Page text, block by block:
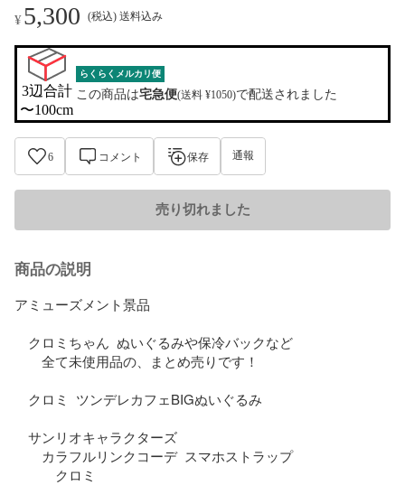
¥5,300 (税込) 送料込み
3辺合計
〜100cm
らくらくメルカリ便
この商品は宅急便(送料 ¥1050)で配送されました
6 コメント 保存 通報
売り切れました
商品の説明
アミューズメント景品
クロミちゃん  ぬいぐるみや保冷バックなど
全て未使用品の、まとめ売りです！
クロミ  ツンデレカフェBIGぬいぐるみ
サンリオキャラクターズ
カラフルリンクコーデ  スマホストラップ
クロミ